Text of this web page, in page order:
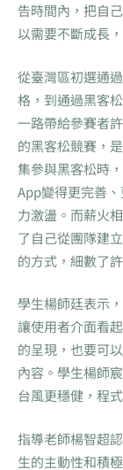
告時間內，把自
以需要不斷成長
從臺灣區初選通
格，到通過黑客
一路帶給參賽者
的黑客松競賽，
集參與黑客松時
App變得更完善
力激盪。而薪火
了自己從團隊建
的方式，細數了
學生楊師廷表示
讓使用者介面看
的呈現，也要可
內容。學生楊師
台風更穩健，程
指導老師楊智超
生的主動性和積